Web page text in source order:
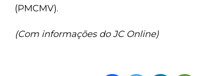
(PMCMV).
(Com informações do JC Online)